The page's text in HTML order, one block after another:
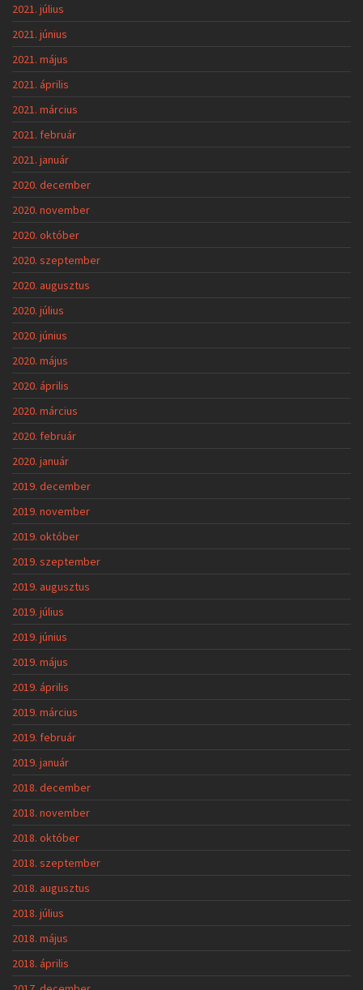
2021. július
2021. június
2021. május
2021. április
2021. március
2021. február
2021. január
2020. december
2020. november
2020. október
2020. szeptember
2020. augusztus
2020. július
2020. június
2020. május
2020. április
2020. március
2020. február
2020. január
2019. december
2019. november
2019. október
2019. szeptember
2019. augusztus
2019. július
2019. június
2019. május
2019. április
2019. március
2019. február
2019. január
2018. december
2018. november
2018. október
2018. szeptember
2018. augusztus
2018. július
2018. május
2018. április